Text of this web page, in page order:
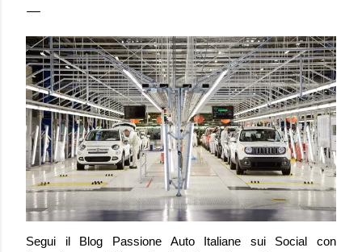
Segui il Blog Passione Auto Italiane sui Social con